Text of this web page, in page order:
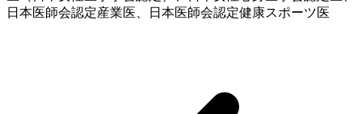
日本医師会認定産業医、日本医師会認定健康スポーツ医